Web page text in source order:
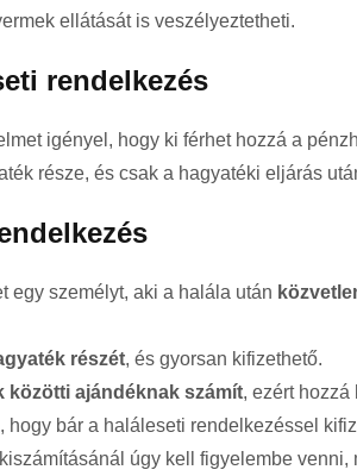
ellátását is veszélyeztetheti.
rendelkezés
igényel, hogy ki férhet hozzá a
része, és csak a hagyatéki eljárás
egy személyt, aki a halála után
részét, és gyorsan kifizethető.
közötti ajándéknak számít, ezért
hogy bár a haláleseti rendelkezéssel
úgy kell figyelembe venni,